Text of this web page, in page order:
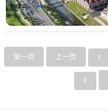
第一页 上一页 1
8